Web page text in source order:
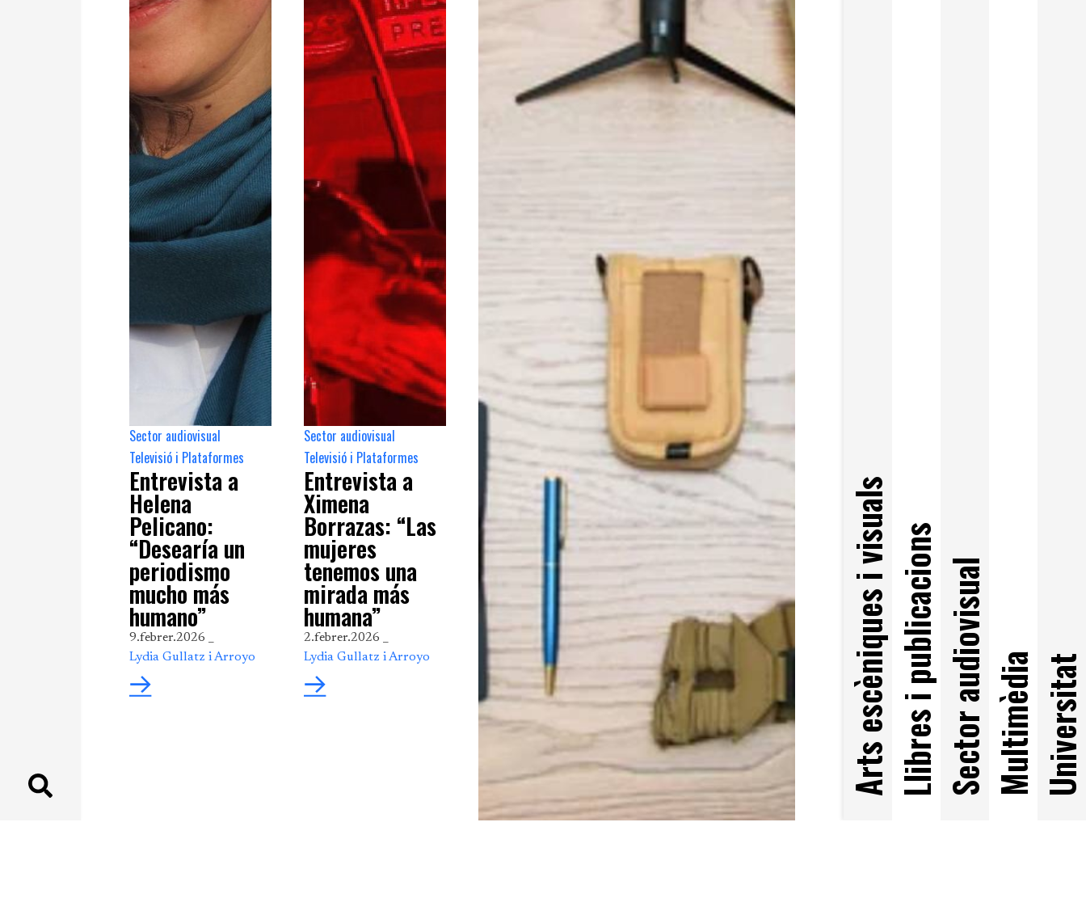
Sector audiovisual
Televisió i Plataformes
Entrevista a
Helena
Pelicano:
“Desearía un
periodismo
mucho más
humano”
9.febrer.2026 _
Lydia Gullatz i Arroyo
Sector audiovisual
Televisió i Plataformes
Entrevista a
Ximena
Borrazas: “Las
mujeres
tenemos una
mirada más
humana”
2.febrer.2026 _
Lydia Gullatz i Arroyo
Arts escèniques i visualsLlibres i publicacionsSector audiovisualMultimèdiaUniversitat